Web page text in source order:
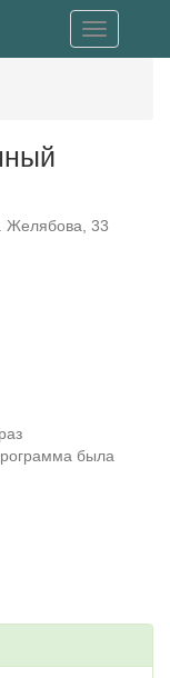
Toggle
navigation
Желябова, 33
была